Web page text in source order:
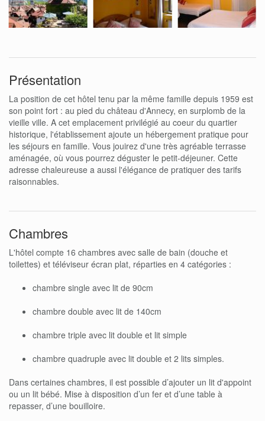
Présentation
La position de cet hôtel tenu par la même famille depuis 1959 est
son point fort : au pied du château d'Annecy, en surplomb de la
vieille ville. A cet emplacement privilégié au coeur du quartier
historique, l'établissement ajoute un hébergement pratique pour
les séjours en famille. Vous jouirez d'une très agréable terrasse
aménagée, où vous pourrez déguster le petit-déjeuner. Cette
adresse chaleureuse a aussi l'élégance de pratiquer des tarifs
raisonnables.
Chambres
L'hôtel compte 16 chambres avec salle de bain (douche et
toilettes) et téléviseur écran plat, réparties en 4 catégories :
chambre single avec lit de 90cm
chambre double avec lit de 140cm
chambre triple avec lit double et lit simple
chambre quadruple avec lit double et 2 lits simples.
Dans certaines chambres, il est possible d’ajouter un lit d'appoint
ou un lit bébé. Mise à disposition d’un fer et d’une table à
repasser, d’une bouilloire.